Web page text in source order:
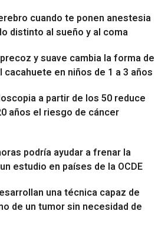
cuando te ponen anestesia
distinto al sueño y al coma
y suave cambia la forma de
en niños de 1 a 3 años
a partir de los 50 reduce
años el riesgo de cáncer
podría ayudar a frenar la
estudio en países de la OCDE
una técnica capaz de
de un tumor sin necesidad de